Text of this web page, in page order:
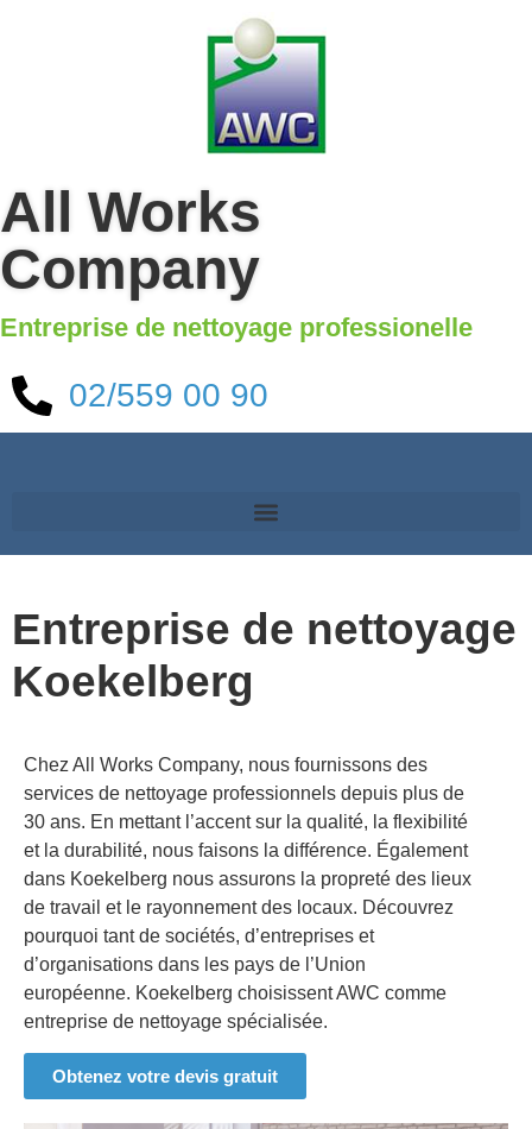
All Works
Company
Entreprise de nettoyage professionelle
02/559 00 90
Entreprise de nettoyage
Koekelberg
Chez All Works Company, nous fournissons des
services de nettoyage professionnels depuis plus de
30 ans. En mettant l’accent sur la qualité, la flexibilité
et la durabilité, nous faisons la différence. Également
dans Koekelberg nous assurons la propreté des lieux
de travail et le rayonnement des locaux. Découvrez
pourquoi tant de sociétés, d’entreprises et
d’organisations dans les pays de l’Union
européenne. Koekelberg choisissent AWC comme
entreprise de nettoyage spécialisée.
Obtenez votre devis gratuit